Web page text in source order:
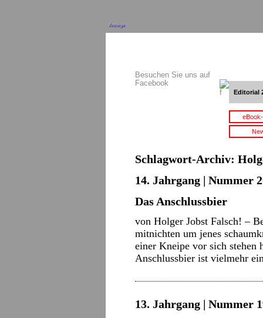
Anzeige
Besuchen Sie uns auf
Facebook
Editorial
Schlagwort-Archiv:
14. Jahrgang | Nummer
Das Anschlussbier
von Holger Jobst Falsch! –
mitnichten um jenes
einer Kneipe vor sich stehen
Anschlussbier ist vielmehr
13. Jahrgang | Nummer